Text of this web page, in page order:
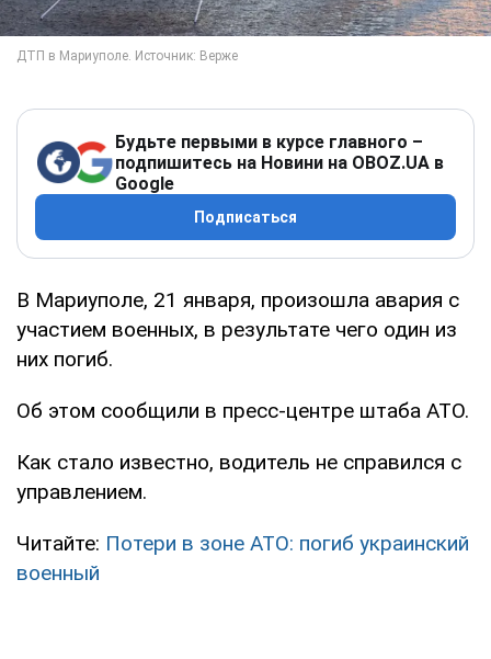
Будьте первыми в курсе главного –
подпишитесь на Новини на OBOZ.UA в
Google
Подписаться
В Мариуполе, 21 января, произошла авария с
участием военных, в результате чего один из
них погиб.
Об этом сообщили в пресс-центре штаба АТО.
Как стало известно, водитель не справился с
управлением.
Читайте: Потери в зоне АТО: погиб украинский
военный